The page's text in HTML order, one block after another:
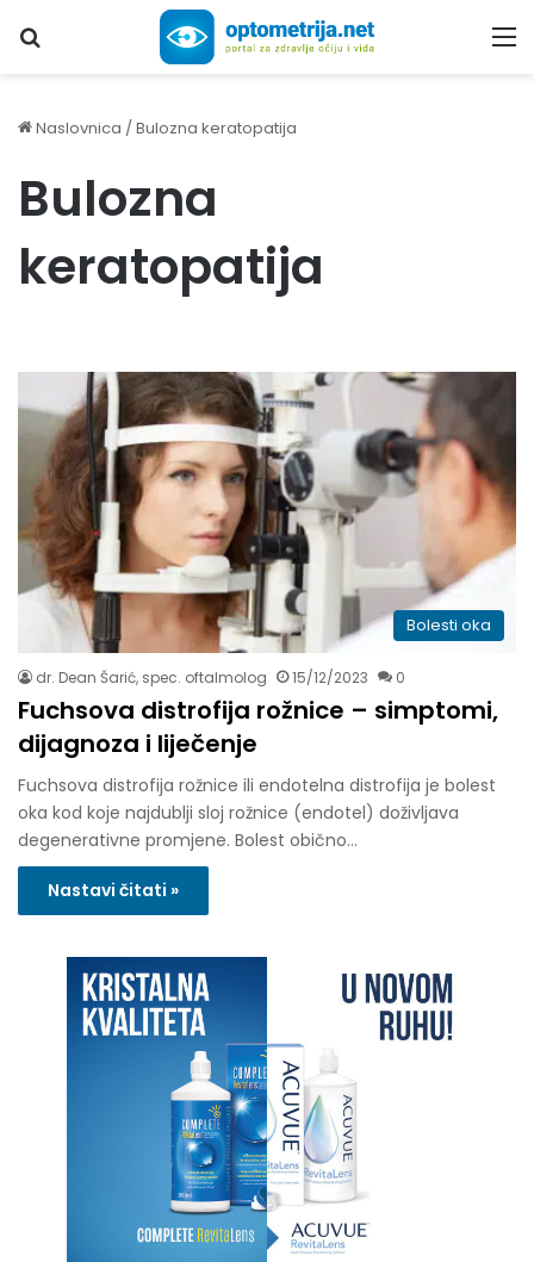
Upiši traženi pojam...
Naslovnica /Bulozna keratopatija
Bulozna
keratopatija
Bolesti oka
dr. Dean Šarić, spec. oftalmolog 15/12/2023 0
Fuchsova distrofija rožnice – simptomi,
dijagnoza i liječenje
Fuchsova distrofija rožnice ili endotelna distrofija je bolest
oka kod koje najdublji sloj rožnice (endotel) doživljava
degenerativne promjene. Bolest obično…
Nastavi čitati »